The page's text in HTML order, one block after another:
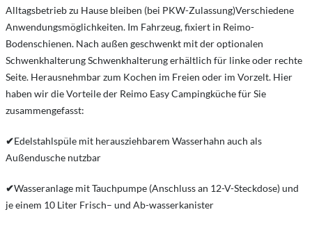
Alltagsbetrieb zu Hause bleiben (bei PKW-Zulassung)Verschiedene
Anwendungsmöglichkeiten. Im Fahrzeug, fixiert in Reimo-
Bodenschienen. Nach außen geschwenkt mit der optionalen
Schwenkhalterung Schwenkhalterung erhältlich für linke oder rechte
Seite. Herausnehmbar zum Kochen im Freien oder im Vorzelt. Hier
haben wir die Vorteile der Reimo Easy Campingküche für Sie
zusammengefasst:
✔Edelstahlspüle mit herausziehbarem Wasserhahn auch als
Außendusche nutzbar
✔Wasseranlage mit Tauchpumpe (Anschluss an 12-V-Steckdose) und
je einem 10 Liter Frisch– und Ab-wasserkanister